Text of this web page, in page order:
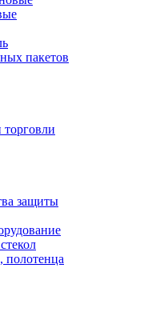
пакетов
защиты
полотенца